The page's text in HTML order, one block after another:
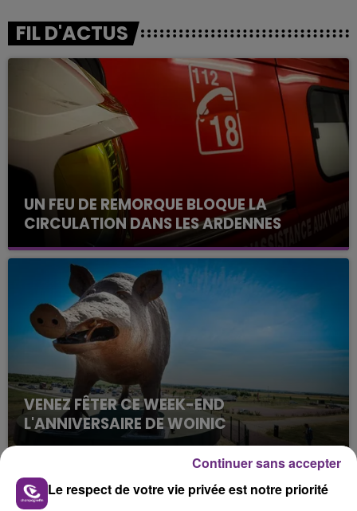
FIL D'ACTUS
UN FEU DE REMORQUE BLOQUE LA
CIRCULATION DANS LES ARDENNES
Un feu de remorque s'est déclaré ce mercredi en
fin de matinée sur l'A34.
VENEZ FÊTER CE WEEK-END
L'ANNIVERSAIRE DE WOINIC
Ce samedi 8 août sera un grand jour :
l'anniversaire du plus gros sanglier du monde.
Une fête est donc organisée et vous êtes tous
conviés !
TITRES DIFFUSÉS
Le respect de votre vie privée est notre priorité
Continuer sans accepter